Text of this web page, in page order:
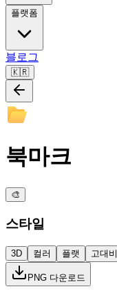
플랫폼
블로그
🇰🇷
북마크
🎨
스타일
3D 컬러 플랫 고대비
PNG 다운로드